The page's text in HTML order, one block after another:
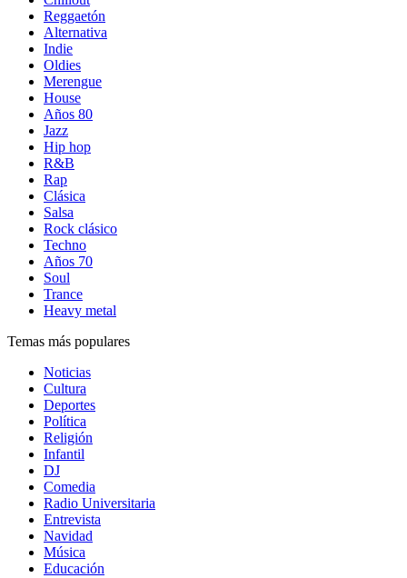
Reggaetón
Alternativa
Indie
Oldies
Merengue
House
Años 80
Jazz
Hip hop
R&B
Rap
Clásica
Salsa
Rock clásico
Techno
Años 70
Soul
Trance
Heavy metal
Temas más populares
Noticias
Cultura
Deportes
Política
Religión
Infantil
DJ
Comedia
Radio Universitaria
Entrevista
Navidad
Música
Educación